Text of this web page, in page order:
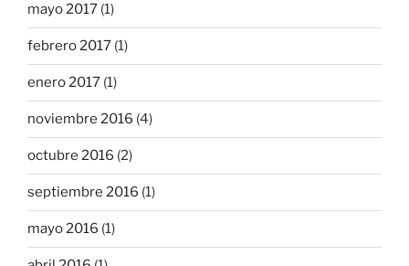
mayo 2017 (1)
febrero 2017 (1)
enero 2017 (1)
noviembre 2016 (4)
octubre 2016 (2)
septiembre 2016 (1)
mayo 2016 (1)